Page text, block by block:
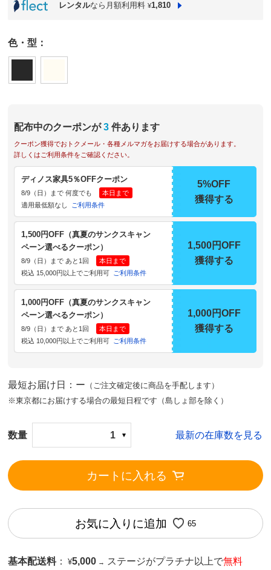
レンタルなら月額利用料 ¥1,810
色・型：
配布中のクーポンが 3 件あります
クーポン獲得でおトクメール・各種メルマガをお届けする場合があります。
詳しくはご利用条件をご確認ください。
ディノス家具5％OFFクーポン
8/9（日）まで 何度でも
本日まで
適用最低額なし
ご利用条件
5%OFF
獲得する
1,500円OFF（真夏のサンクスキャン
ペーン選べるクーポン）
8/9（日）まで あと1回
本日まで
税込 15,000円以上でご利用可
ご利用条件
1,500円OFF
獲得する
1,000円OFF（真夏のサンクスキャン
ペーン選べるクーポン）
8/9（日）まで あと1回
本日まで
税込 10,000円以上でご利用可
ご利用条件
1,000円OFF
獲得する
最短お届け日：ー （ご注文確定後に商品を手配します）
※東京都にお届けする場合の最短日程です（島しょ部を除く）
数量 1 最新の在庫数を見る
カートに入れる
お気に入りに追加 65
基本配送料 ： ¥5,000 → ステージがプラチナ以上で無料